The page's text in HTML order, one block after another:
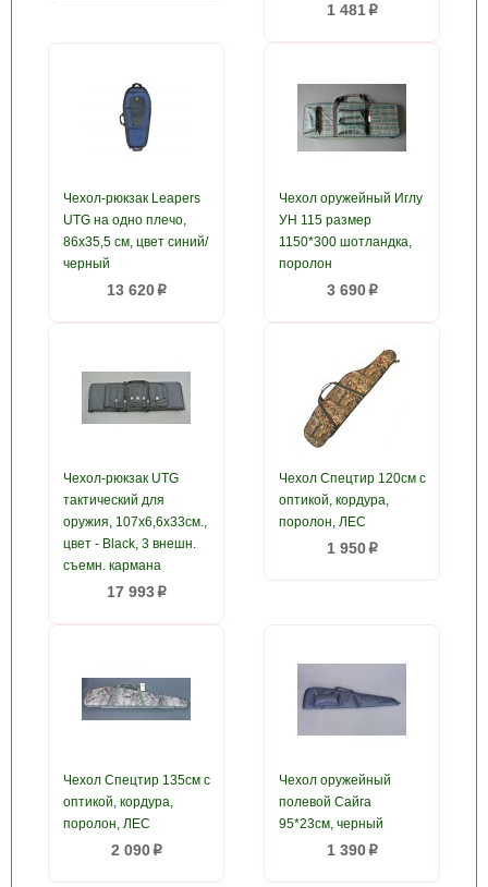
1 481 p
Чехол-рюкзак Leapers
UTG на одно плечо,
86x35,5 см, цвет синий/
черный
13 620p
Чехол оружейный Иглу
УН 115 размер
1150*300 шотландка,
поролон
3 690p
Чехол-рюкзак UTG
тактический для
оружия, 107х6,6х33см.,
цвет - Black, 3 внешн.
съемн. кармана
17 993p
Чехол Спецтир 120см с
оптикой, кордура,
поролон, ЛЕС
1 950p
Чехол Спецтир 135см с
оптикой, кордура,
поролон, ЛЕС
2 090p
Чехол оружейный
полевой Сайга
95*23см, черный
1 390p